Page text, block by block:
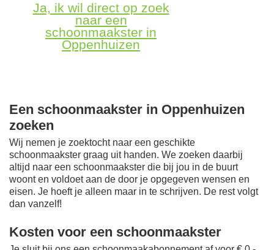
Ja, ik wil direct op zoek
naar een
schoonmaakster in
Oppenhuizen
Een schoonmaakster in Oppenhuizen
zoeken
Wij nemen je zoektocht naar een geschikte
schoonmaakster graag uit handen. We zoeken daarbij
altijd naar een schoonmaakster die bij jou in de buurt
woont en voldoet aan de door je opgegeven wensen en
eisen. Je hoeft je alleen maar in te schrijven. De rest volgt
dan vanzelf!
Kosten voor een schoonmaakster